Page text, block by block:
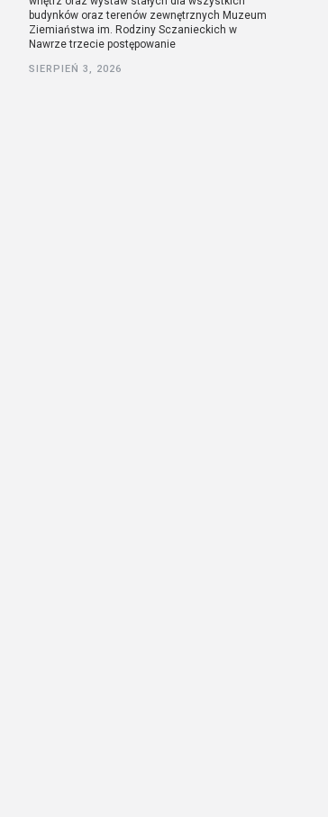
budynków oraz terenów zewnętrznych Muzeum
Ziemiaństwa im. Rodziny Sczanieckich w
Nawrze trzecie postępowanie
SIERPIEŃ 3, 2026